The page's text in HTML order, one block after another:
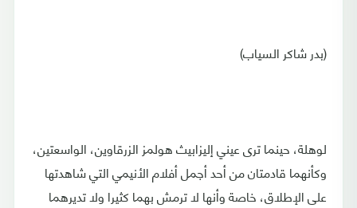
(بدر شاكر السياب)
لوهلة، حينما ترى عيني إليزابيث هولمز الزرقاوين، الواسعتين،
وكأنهما قادمتان من أحد أجمل أفلام الأنيمي التي شاهدتها
على الإطلاق، خاصة وأنها لا ترمش بهما كثيرا ولا تديرهما